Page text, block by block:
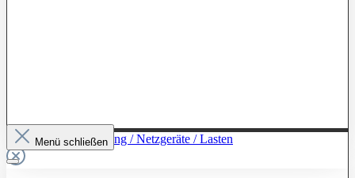
Zur Kategorie: Leistung / Netzgeräte / Lasten
Menü schließen